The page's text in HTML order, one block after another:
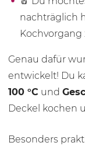
nachträglich
Kochvorgang
Genau dafür
entwickelt! Du
100 °C und
Deckel kochen
Besonders